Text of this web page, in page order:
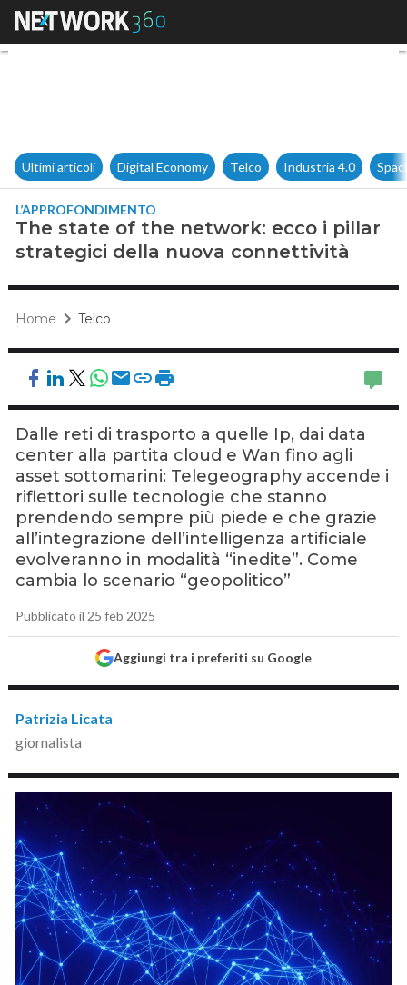
The state of the network:
Ultimi articoli Digital Economy Telco Industria 4.0
L’APPROFONDIMENTO
The state of the network: ecco i pillar
strategici della nuova connettività
Home Telco
Dalle reti di trasporto a quelle Ip, dai data
center alla partita cloud e Wan fino agli
asset sottomarini: Telegeography accende i
riflettori sulle tecnologie che stanno
prendendo sempre più piede e che grazie
all’integrazione dell’intelligenza artificiale
evolveranno in modalità “inedite”. Come
cambia lo scenario “geopolitico”
Pubblicato il 25 feb 2025
Aggiungi tra i preferiti su Google
Patrizia Licata
giornalista